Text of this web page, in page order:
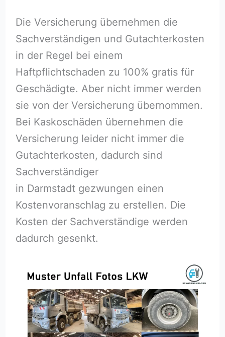
Die Versicherung übernehmen die
Sachverständigen und Gutachterkosten
in der Regel bei einem
Haftpflichtschaden zu 100% gratis für
Geschädigte. Aber nicht immer werden
sie von der Versicherung übernommen.
Bei Kaskoschäden übernehmen die
Versicherung leider nicht immer die
Gutachterkosten, dadurch sind
Sachverständiger
in Darmstadt gezwungen einen
Kostenvoranschlag zu erstellen. Die
Kosten der Sachverständige werden
dadurch gesenkt.